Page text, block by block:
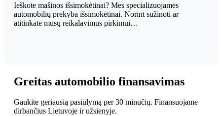
Ieškote mašinos išsimokėtinai? Mes specializuojamės
automobilių prekyba išsimokėtinai. Norint sužinoti ar
atitinkate mūsų reikalavimus pirkimui…
Greitas automobilio finansavimas
Gaukite geriausią pasiūlymą per 30 minučių. Finansuojame
dirbančius Lietuvoje ir užsienyje.